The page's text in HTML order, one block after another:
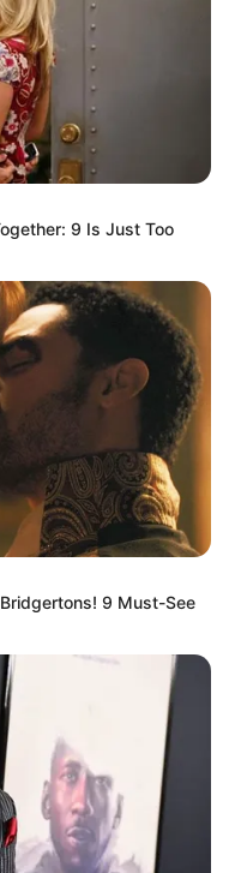
9 Is Just Too
9 Must-See